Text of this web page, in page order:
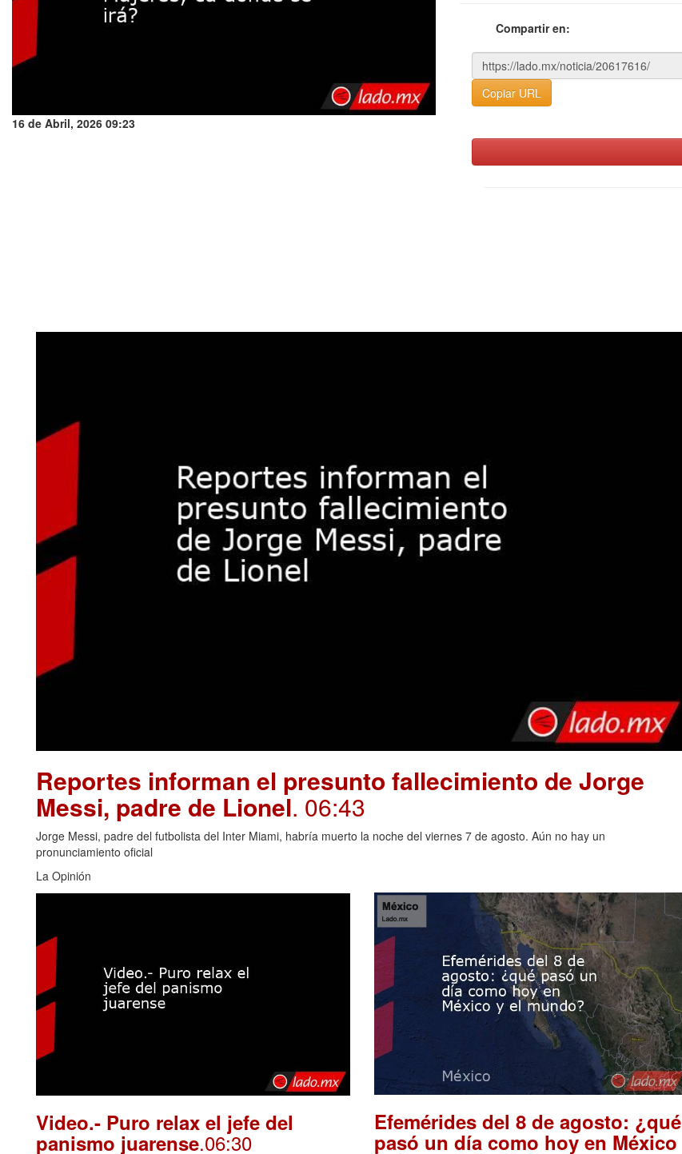
16 de Abril, 2026 09:23
Compartir en:
Copiar URL
Reportes informan el presunto fallecimiento de Jorge
Messi, padre de Lionel. 06:43
Jorge Messi, padre del futbolista del Inter Miami, habría muerto la noche del viernes 7 de agosto. Aún no hay un
pronunciamiento oficial
La Opinión
Video.- Puro relax el jefe del
panismo juarense.06:30
Efemérides del 8 de agosto: ¿qué
pasó un día como hoy en México